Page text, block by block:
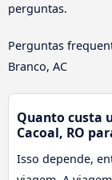
perguntas.
Perguntas
Branco, AC
Quanto custa
Cacoal, RO
Isso depende,